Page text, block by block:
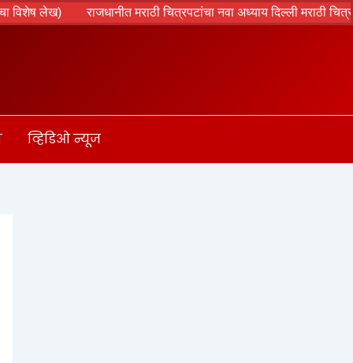
लेख) राजधानीत मराठी चित्रपटांचा नवा अध्याय दिल्ली मराठी चित्रपट
व्हिडिओ न्यूज